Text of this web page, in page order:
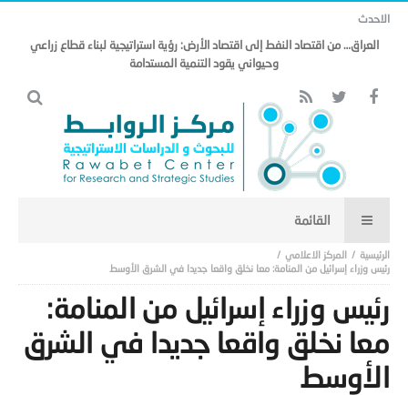
الاحدث
العراق… من اقتصاد النفط إلى اقتصاد الأرض: رؤية استراتيجية لبناء قطاع زراعي
وحيواني يقود التنمية المستدامة
المركز الاعلامي
رئيس وزراء إسرائيل من المنامة: معا نخلق واقعا جديدا في الشرق الأوسط
رئيس وزراء إسرائيل من المنامة:
معا نخلق واقعا جديدا في الشرق
الأوسط